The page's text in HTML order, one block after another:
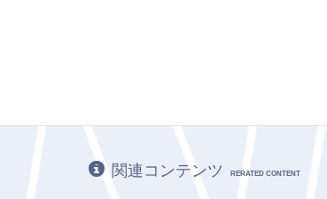
関連コンテンツ RERATED CONTENT